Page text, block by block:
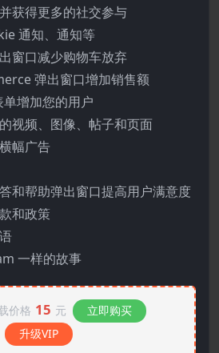
获得更多的社交参与
通知、通知等
窗口减少购物车放弃
弹出窗口增加销售额
增加您的用户
视频、图像、帖子和页面
幅广告
和帮助弹出窗口提高用户满意度
和政策
一样的故事
价格 15 元
立即购买
升级VIP